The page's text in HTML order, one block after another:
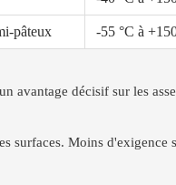
pâteux -55 °C à
avantage décisif sur les
surfaces. Moins d'exigence